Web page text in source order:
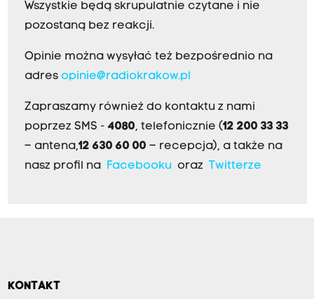
Wszystkie będą skrupulatnie czytane i nie
pozostaną bez reakcji.
Opinie można wysyłać też bezpośrednio na
adres opinie@radiokrakow.pl
Zapraszamy również do kontaktu z nami
poprzez SMS - 4080, telefonicznie (12 200 33 33
– antena,12 630 60 00 – recepcja), a także na
nasz profil na Facebookuoraz Twitterze
KONTAKT